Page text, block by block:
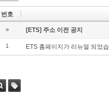
번호
» [ETS] 주소 이전 공지
1 ETS 홈페이지가 리뉴얼 되었